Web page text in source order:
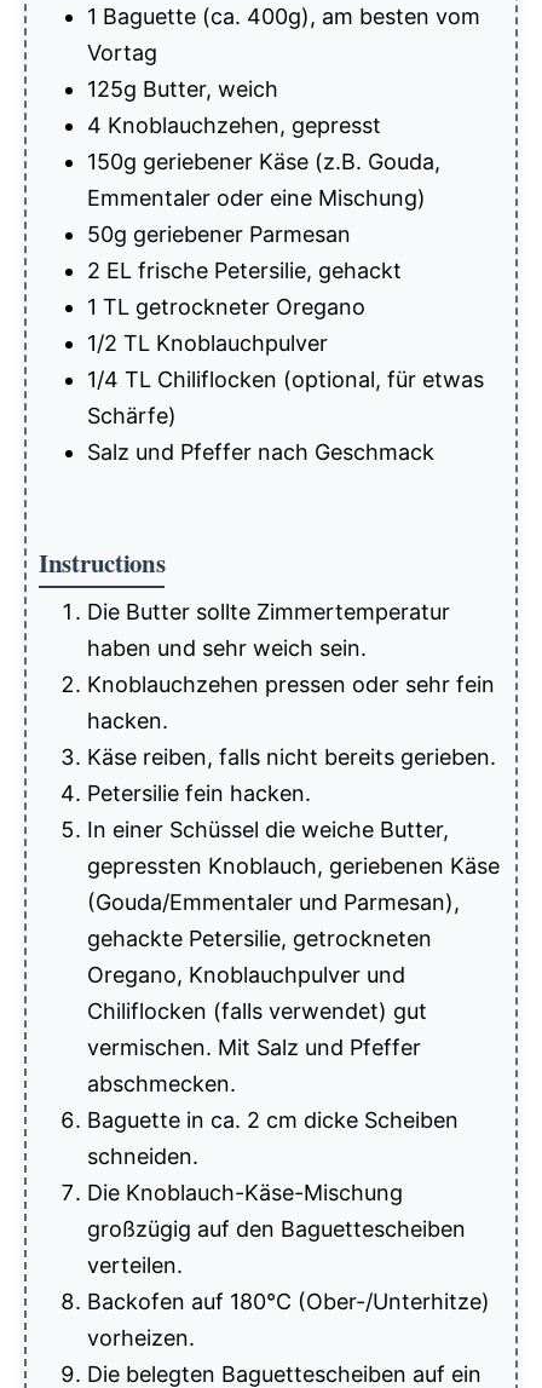
1 Baguette (ca. 400g), am besten vom
Vortag
125g Butter, weich
4 Knoblauchzehen, gepresst
150g geriebener Käse (z.B. Gouda,
Emmentaler oder eine Mischung)
50g geriebener Parmesan
2 EL frische Petersilie, gehackt
1 TL getrockneter Oregano
1/2 TL Knoblauchpulver
1/4 TL Chiliflocken (optional, für etwas
Schärfe)
Salz und Pfeffer nach Geschmack
Instructions
Die Butter sollte Zimmertemperatur
haben und sehr weich sein.
Knoblauchzehen pressen oder sehr fein
hacken.
Käse reiben, falls nicht bereits gerieben.
Petersilie fein hacken.
In einer Schüssel die weiche Butter,
gepressten Knoblauch, geriebenen Käse
(Gouda/Emmentaler und Parmesan),
gehackte Petersilie, getrockneten
Oregano, Knoblauchpulver und
Chiliflocken (falls verwendet) gut
vermischen. Mit Salz und Pfeffer
abschmecken.
Baguette in ca. 2 cm dicke Scheiben
schneiden.
Die Knoblauch-Käse-Mischung
großzügig auf den Baguettescheiben
verteilen.
Backofen auf 180°C (Ober-/Unterhitze)
vorheizen.
Die belegten Baguettescheiben auf ein